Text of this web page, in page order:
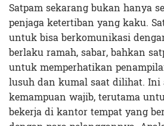
Satpam sekarang bukan hanya
penjaga ketertiban yang kaku.
untuk bisa berkomunikasi
berlaku ramah, sabar, bahkan
untuk memperhatikan
lusuh dan kumal saat dilihat. Ini
kemampuan wajib, terutama
bekerja di kantor tempat yang